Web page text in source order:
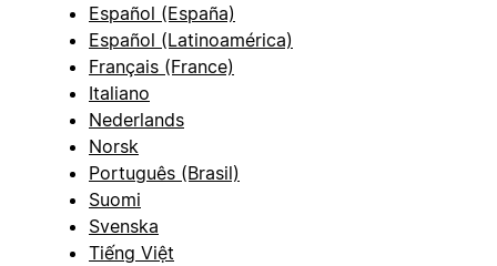
Español (España)
Español (Latinoamérica)
Français (France)
Italiano
Nederlands
Norsk
Português (Brasil)
Suomi
Svenska
Tiếng Việt